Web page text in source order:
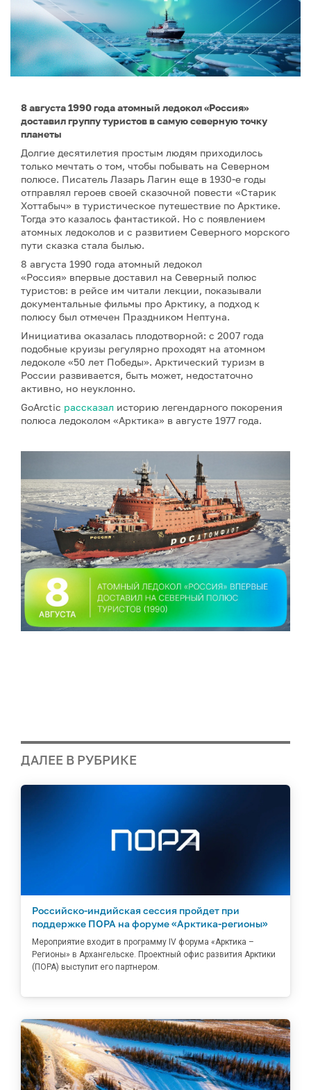
8 августа 1990 года атомный ледокол «Россия»
доставил группу туристов в самую северную точку
планеты
Долгие десятилетия простым людям приходилось
только мечтать о том, чтобы побывать на Северном
полюсе. Писатель Лазарь Лагин еще в 1930-е годы
отправлял героев своей сказочной повести «Старик
Хоттабыч» в туристическое путешествие по Арктике.
Тогда это казалось фантастикой. Но с появлением
атомных ледоколов и с развитием Северного морского
пути сказка стала былью.
8 августа 1990 года атомный ледокол
«Россия» впервые доставил на Северный полюс
туристов: в рейсе им читали лекции, показывали
документальные фильмы про Арктику, а подход к
полюсу был отмечен Праздником Нептуна.
Инициатива оказалась плодотворной: с 2007 года
подобные круизы регулярно проходят на атомном
ледоколе «50 лет Победы». Арктический туризм в
России развивается, быть может, недостаточно
активно, но неуклонно.
GoArctic рассказал историю легендарного покорения
полюса ледоколом «Арктика» в августе 1977 года.
ДАЛЕЕ В РУБРИКЕ
Российско-индийская сессия пройдет при
поддержке ПОРА на форуме «Арктика-регионы»
Мероприятие входит в программу IV форума «Арктика –
Регионы» в Архангельске. Проектный офис развития Арктики
(ПОРА) выступит его партнером.